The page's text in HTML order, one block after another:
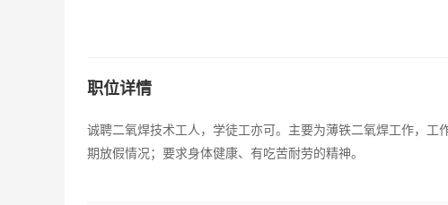
职位详情
诚聘二氧焊技术工人，学徒工亦可。主要为薄铁二氧焊工作，
期放假情况；要求身体健康、有吃苦耐劳的精神。